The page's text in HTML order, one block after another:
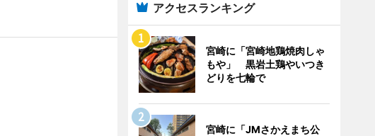
アクセスランキング
宮崎に「宮崎地鶏焼肉しゃ
もや」 黒岩土鶏やいつき
どりを七輪で
宮崎に「JMさかえまち公